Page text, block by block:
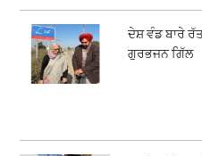
ਦੇਸ਼ ਵੰਡ ਬਾਰੇ
ਗੁਰਭਜਨ ਗਿੱਲ